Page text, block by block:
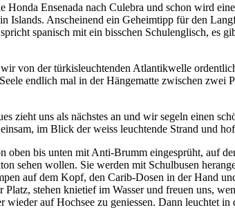
Honda Ensenada nach Culebra und schon wird
Islands. Anscheinend ein Geheimtipp für den
spanisch mit ein bisschen Schulenglisch, es
von der türkisleuchtenden Atlantikwelle
endlich mal in der Hängematte zwischen
zieht uns als nächstes an und wir segeln einen
im Blick der weiss leuchtende Strand und
oben bis unten mit Anti-Brumm eingesprüht,
sehen wollen. Sie werden mit Schulbusen
auf dem Kopf, den Carib-Dosen in der Hand
stehen knietief im Wasser und freuen uns,
wieder auf Hochsee zu geniessen. Dann leuchtet